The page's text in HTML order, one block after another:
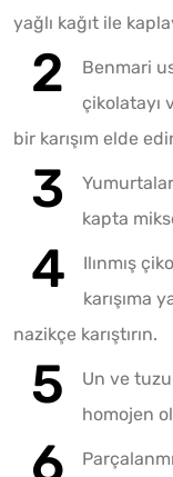
yağlı kağıt ile
Benmari
çikolatayı
bir karışım elde
kapta
Ilınmış
karışıma
nazikçe karıştırın.
Un ve
homojen